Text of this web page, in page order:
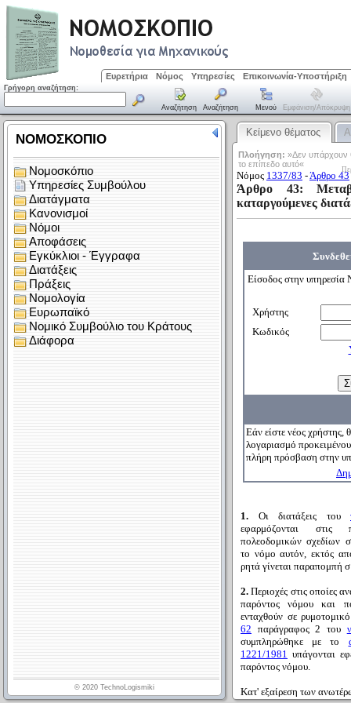
Ευρετήρια Νόμος Υπηρεσίες Επικοινωνία-Υποστήριξη
Γρήγορη αναζήτηση:
Αναζήτηση Αναζήτηση Μενού Εμφάνιση/απόκρυψη
Κείμενο θέματος